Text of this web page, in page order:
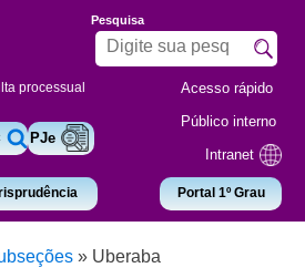
processual
PJe
Pesquisa
Acesso rápido
Público interno
Intranet
Portal 1º Grau
» Uberaba